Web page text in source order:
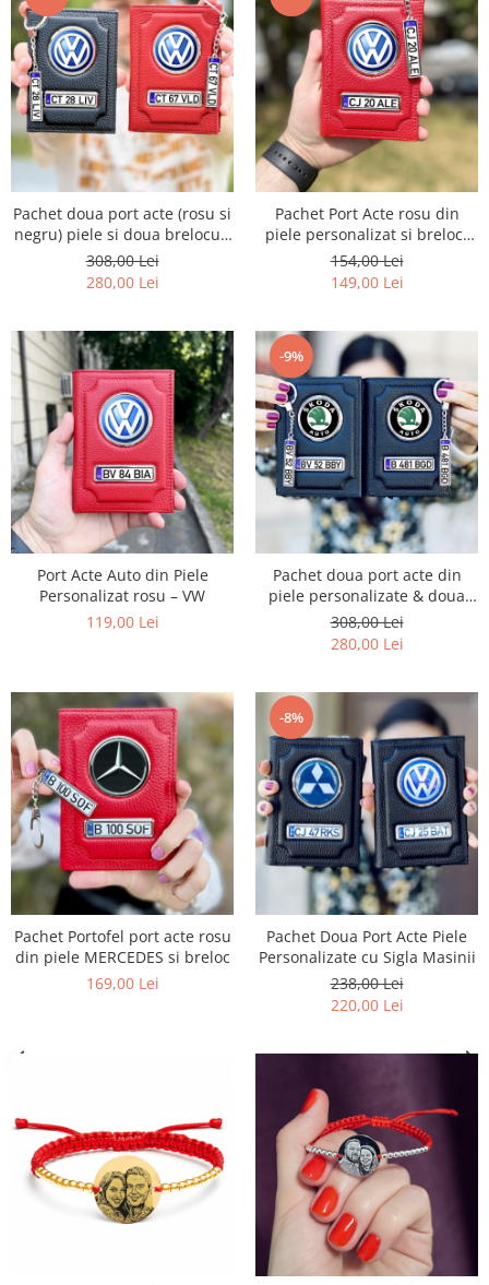
Pachet doua port acte (rosu si
negru) piele si doua brelocuri
– VW
308,00 Lei
280,00 Lei
Pachet Port Acte rosu din
piele personalizat si breloc-
VW
154,00 Lei
149,00 Lei
Port Acte Auto din Piele
Personalizat rosu – VW
119,00 Lei
-9%
Pachet doua port acte din
piele personalizate & doua
brelocuri – SKODA
308,00 Lei
280,00 Lei
Pachet Portofel port acte rosu
din piele MERCEDES si breloc
169,00 Lei
-8%
Pachet Doua Port Acte Piele
Personalizate cu Sigla Masinii
238,00 Lei
220,00 Lei